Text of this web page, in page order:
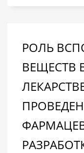
РОЛЬ
ВЕЩЕСТВ